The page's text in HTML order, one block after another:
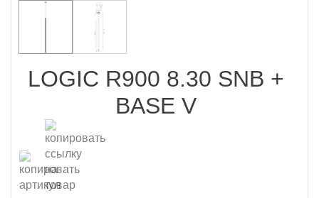
LOGIC R900 8.30 SNB +
BASE V